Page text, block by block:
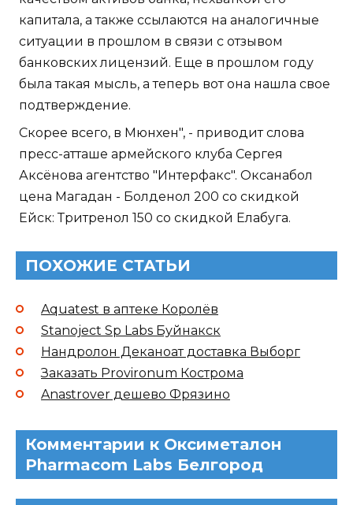
капитала, а также ссылаются на аналогичные
ситуации в прошлом в связи с отзывом
банковских лицензий. Еще в прошлом году
была такая мысль, а теперь вот она нашла свое
подтверждение.
Скорее всего, в Мюнхен", - приводит слова
пресс-атташе армейского клуба Сергея
Аксёнова агентство "Интерфакс". Оксанабол
цена Магадан - Болденол 200 со скидкой
Ейск: Тритренол 150 со скидкой Елабуга.
ПОХОЖИЕ СТАТЬИ
Aquatest в аптеке Королёв
Stanoject Sp Labs Буйнакск
Нандролон Деканоат доставка Выборг
Заказать Provironum Кострома
Anastrover дешево Фрязино
Комментарии к Оксиметалон
Pharmacom Labs Белгород